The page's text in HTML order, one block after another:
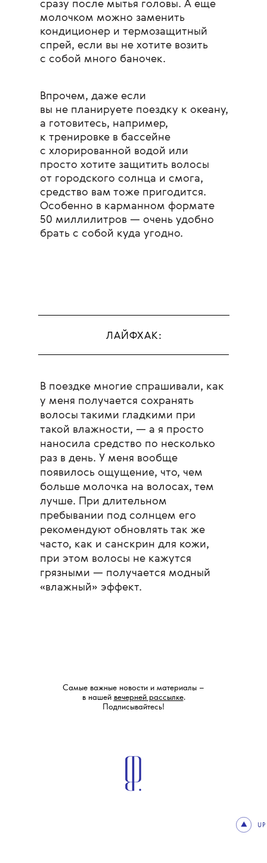
сразу после мытья головы. А еще
молочком можно заменить
кондиционер и термозащитный
спрей, если вы не хотите возить
с собой много баночек.
Впрочем, даже если
вы не планируете поездку к океану,
а готовитесь, например,
к тренировке в бассейне
с хлорированной водой или
просто хотите защитить волосы
от городского солнца и смога,
средство вам тоже пригодится.
Особенно в карманном формате
50 миллилитров — очень удобно
брать с собой куда угодно.
ЛАЙФХАК:
В поездке многие спрашивали, как
у меня получается сохранять
волосы такими гладкими при
такой влажности, — а я просто
наносила средство по несколько
раз в день. У меня вообще
появилось ощущение, что, чем
больше молочка на волосах, тем
лучше. При длительном
пребывании под солнцем его
рекомендуют обновлять так же
часто, как и санскрин для кожи,
при этом волосы не кажутся
грязными — получается модный
«влажный» эффект.
Самые важные новости и материалы –
в нашей вечерней рассылке.
Подписывайтесь!
UP